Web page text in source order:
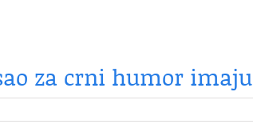
za crni humor